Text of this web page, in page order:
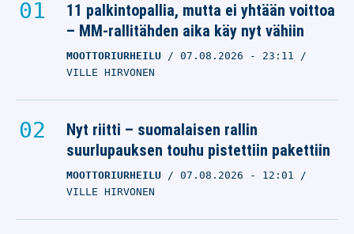
11 palkintopallia, mutta ei yhtään voittoa
– MM-rallitähden aika käy nyt vähiin
MOOTTORIURHEILU 07.08.2026 - 23:11
VILLE HIRVONEN
Nyt riitti – suomalaisen rallin
suurlupauksen touhu pistettiin pakettiin
MOOTTORIURHEILU 07.08.2026 - 12:01
VILLE HIRVONEN